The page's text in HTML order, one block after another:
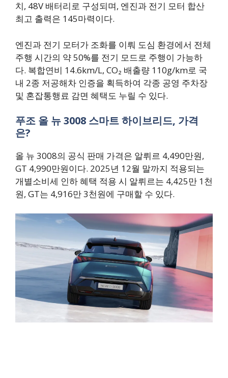
치, 48V 배터리로 구성되며, 엔진과 전기 모터 합산
최고 출력은 145마력이다.
엔진과 전기 모터가 조화를 이뤄 도심 환경에서 전체
주행 시간의 약 50%를 전기 모드로 주행이 가능하
다. 복합연비 14.6km/L, CO₂ 배출량 110g/km로 국
내 2종 저공해차 인증을 획득하여 각종 공영 주차장
및 혼잡통행료 감면 혜택도 누릴 수 있다.
푸조 올 뉴 3008 스마트 하이브리드, 가격
은?
올 뉴 3008의 공식 판매 가격은 알뤼르 4,490만원,
GT 4,990만원이다. 2025년 12월 말까지 적용되는
개별소비세 인하 혜택 적용 시 알뤼르는 4,425만 1천
원, GT는 4,916만 3천원에 구매할 수 있다.